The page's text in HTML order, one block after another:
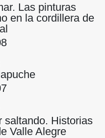
Las pinturas
en la cordillera de
saltando. Historias
Valle Alegre